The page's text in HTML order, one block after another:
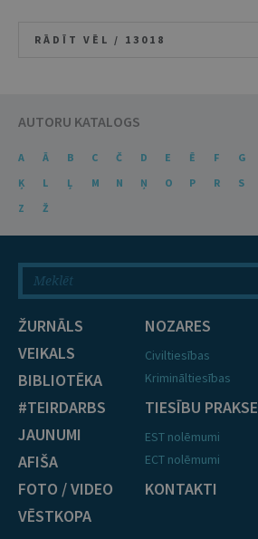
RĀDĪT VĒL / 13018
AUTORU KATALOGS
A Ā B C Č D E Ē F G
Ķ
L Ļ M N Ņ O P R S
Z
Ž
ŽURNĀLS
VEIKALS
BIBLIOTĒKA
#TEIRDARBS
JAUNUMI
AFIŠA
FOTO / VIDEO
VĒSTKOPA
NOZARES
Civiltiesības
Krimināltiesības
TIESĪBU PRAKSE
EST nolēmumi
ECT nolēmumi
KONTAKTI